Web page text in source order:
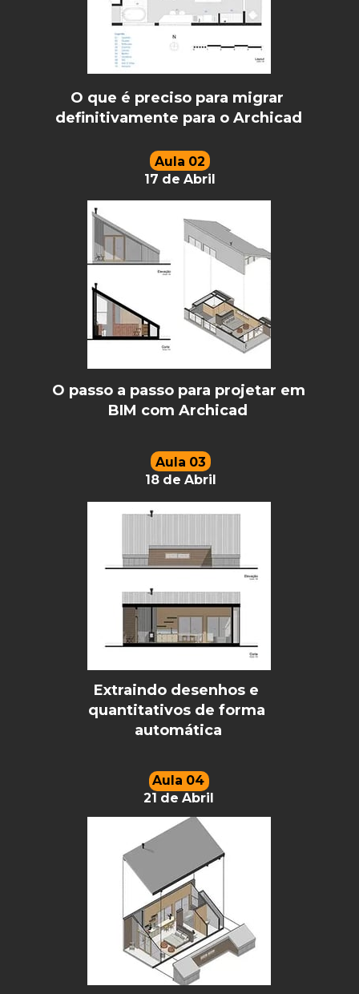
O que é preciso para migrar
definitivamente para o Archicad
O passo a passo para projetar em
BIM com Archicad
Extraindo desenhos e
quantitativos de forma
automática
Aula 02
17 de Abril
Aula 03
18 de Abril
Aula 04
21 de Abril